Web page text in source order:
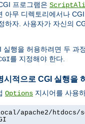
프로그램은
아무 디렉토리에서나
하자. 사용자가 자신의
실행을 허용하려면 두 과
를 지정해야 한다.
적으로 CGI 실행을
Options 지시어를 사용
apache2/htdocs/